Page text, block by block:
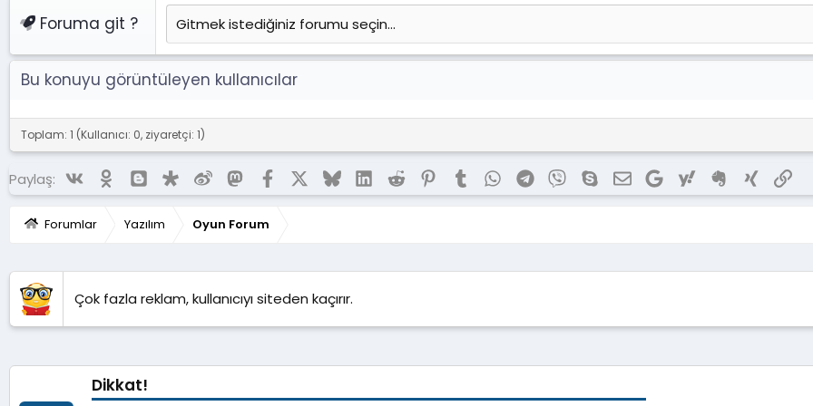
Foruma git ?
Bu konuyu görüntüleyen kullanıcılar
Toplam: 1 (Kullanıcı: 0, ziyaretçi: 1)
Paylaş: Vk Ok BloggerDiaspora
Weibo MastodonFacebookX (Twitter)
BlueskyLinkedIn
Reddit Pinterest
Tumblr WhatsApp
Telegram
Viber SkypeE-postaGoogleYahoo Evernote
Xing
Forumlar Yazılım Oyun Forum
Çok fazla reklam, kullanıcıyı siteden kaçırır.
Dikkat!